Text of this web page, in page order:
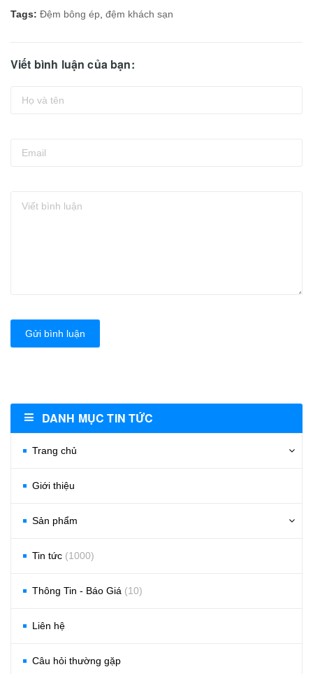
Tags: Đệm bông ép đệm khách sạn
Viết bình luận của bạn:
Gửi bình luận
DANH MỤC TIN TỨC
Trang chủ
Giới thiệu
Sản phẩm
Tin tức (1000)
Thông Tin - Báo Giá (10)
Liên hệ
Câu hỏi thường gặp